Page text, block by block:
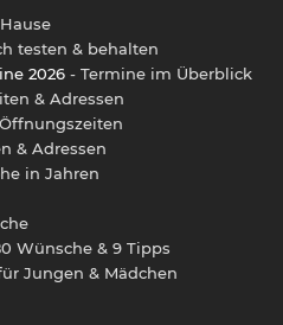
testen & behalten
2026 - Termine im Überblick
& Adressen
& Adressen
in Jahren
Wünsche & 9 Tipps
Jungen & Mädchen